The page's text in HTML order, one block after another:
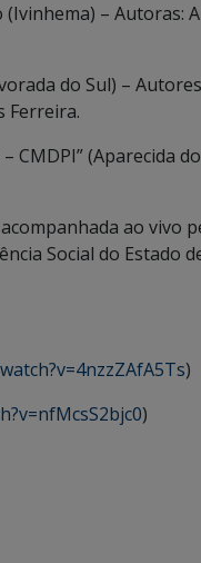
– Autoras:
do Sul) –
Ferreira.
CMDPI” (Aparecida
ao vivo
Social do Estado
)
)